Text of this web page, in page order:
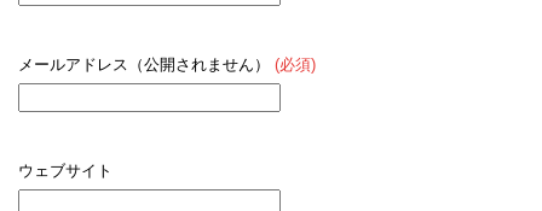
メールアドレス（公開されません） (必須)
ウェブサイト